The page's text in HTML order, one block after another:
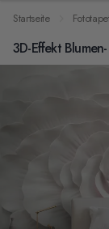
Startseite
3D-Effekt